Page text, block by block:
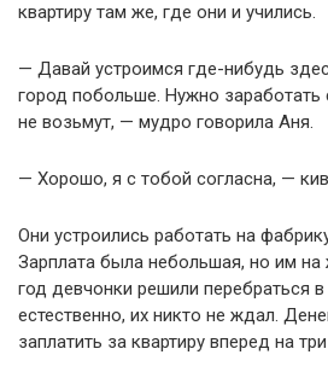
квартиру там же, где они и учились.
— Давай устроимся где-нибудь
город побольше. Нужно заработать
не возьмут, — мудро говорила Аня.
— Хорошо, я с тобой согласна, —
Они устроились работать на
Зарплата была небольшая, но им на
год девчонки решили перебраться
естественно, их никто не ждал.
заплатить за квартиру вперед на